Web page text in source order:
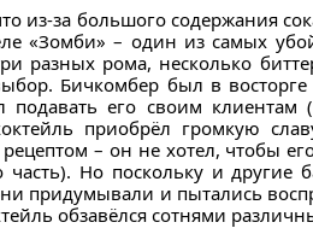
из-за большого содержания
«Зомби» – один из самых
разных рома, несколько
Бичкомбер был в восторге
подавать его своим
приобрёл громкую
– он не хотел, чтобы
часть). Но поскольку и другие
придумывали и пытались
обзавёлся сотнями